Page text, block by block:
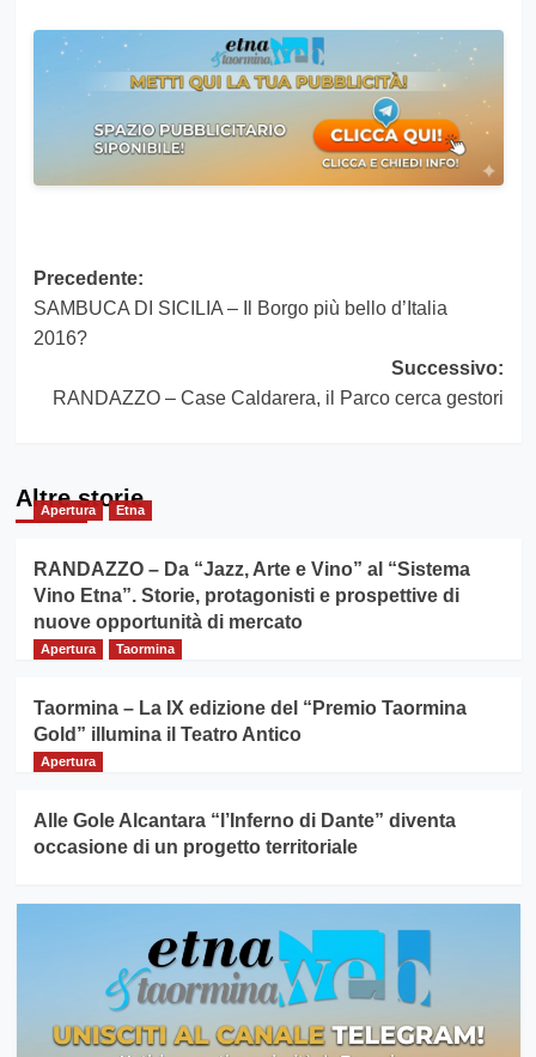
Navigazione
articolo
Precedente:
SAMBUCA DI SICILIA – Il Borgo più bello d’Italia
2016?
Successivo:
RANDAZZO – Case Caldarera, il Parco cerca gestori
Altre storie
Apertura Etna
RANDAZZO – Da “Jazz, Arte e Vino” al “Sistema
Vino Etna”. Storie, protagonisti e prospettive di
nuove opportunità di mercato
Apertura Taormina
Taormina – La IX edizione del “Premio Taormina
Gold” illumina il Teatro Antico
Apertura
Alle Gole Alcantara “l’Inferno di Dante” diventa
occasione di un progetto territoriale